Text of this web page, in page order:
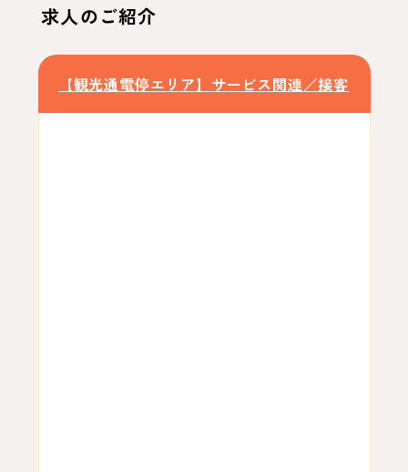
求人のご紹介
【観光通電停エリア】サービス関連／接客